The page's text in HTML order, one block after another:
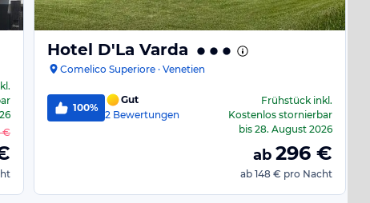
€
Hotel D'La Varda
Comelico Superiore · Venetien
100%
Gut
2 Bewertungen
Frühstückinkl.
Kostenlos stornierbar
bis 28. August 2026
ab 296 €
ab 148 € pro Nacht